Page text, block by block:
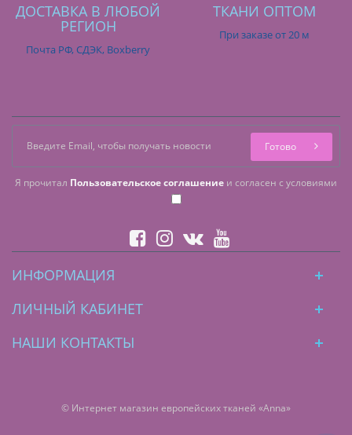
ДОСТАВКА В ЛЮБОЙ
РЕГИОН
Почта РФ, СДЭК, Boxberry
ТКАНИ ОПТОМ
При заказе от 20 м
Я прочитал Пользовательское соглашение и согласен с условиями
Готово
ИНФОРМАЦИЯ
ЛИЧНЫЙ КАБИНЕТ
НАШИ КОНТАКТЫ
© Интернет магазин европейских тканей «Anna»